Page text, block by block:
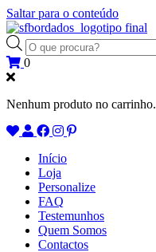
Saltar para o conteúdo
Products
search
0
Nenhum produto no carrinho.
Início
Loja
Personalize
FAQ
Testemunhos
Quem Somos
Contactos